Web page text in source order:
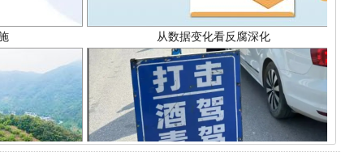
酒驾未被当场查获能处罚吗